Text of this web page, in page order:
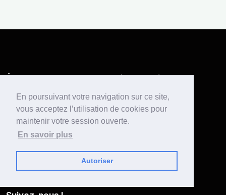
En poursuivant votre navigation sur ce site,
vous acceptez l’utilisation de cookies pour
maintenir votre session ouverte.
En savoir plus
Autoriser
À propos de nous
Équipe
Rejoindre notre Discord
Presse
Mentions légales
CGU
Conditions de participation
Liens pratiques
FAQ
Tarifs
Nos implantations
THP for Good